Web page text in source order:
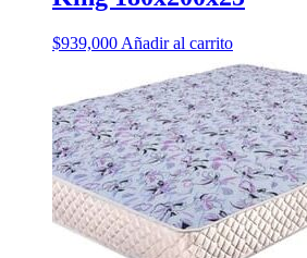
$939,000 Añadir al carrito